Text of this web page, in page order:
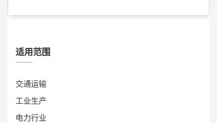
适用范围
交通运输
工业生产
电力行业